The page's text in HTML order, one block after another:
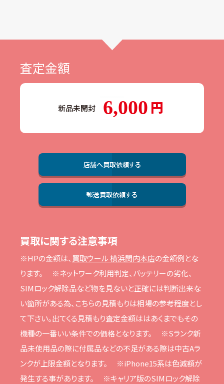
査定金額
新品未開封 6,000
店舗へ買取依頼する
郵送買取依頼する
買取に関する注意事項
※HPの⾦額は、 買取ウール 横浜関内本店の⾦額例とな
ります。
※ネットワーク利⽤判定、バッテリーの劣化、
SIMロック解除品など物を⾒ないと正確には判断出来な
い箇所がある為、こちらの⾒積もりは相場の参考程度とし
て下さい。出てくる⾒積もり査定⾦額ははあくまでもその
機種の⼀番いい条件での価格となります。
※Sランク新
品未使⽤品の際に付属品などの不⾜がある際は中古Aラ
ンクが上限⾦額となります。
※iPhone15系は⾊減額が
発⽣する事があります。
※キャリア版のSIMロック解除